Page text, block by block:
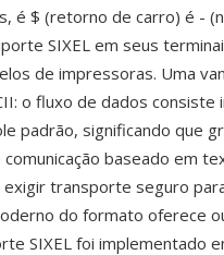
é $ (retorno de carro) é -
SIXEL em seus
de impressoras. Uma
o fluxo de dados
padrão, significando que
baseado em
transporte seguro
do formato oferece
SIXEL foi implementado